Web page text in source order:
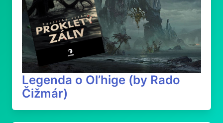
Legenda o Ol’hige (by Rado
Čižmár)